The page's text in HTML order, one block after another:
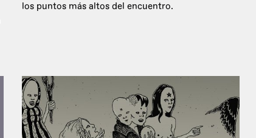
los puntos más altos del encuentro.